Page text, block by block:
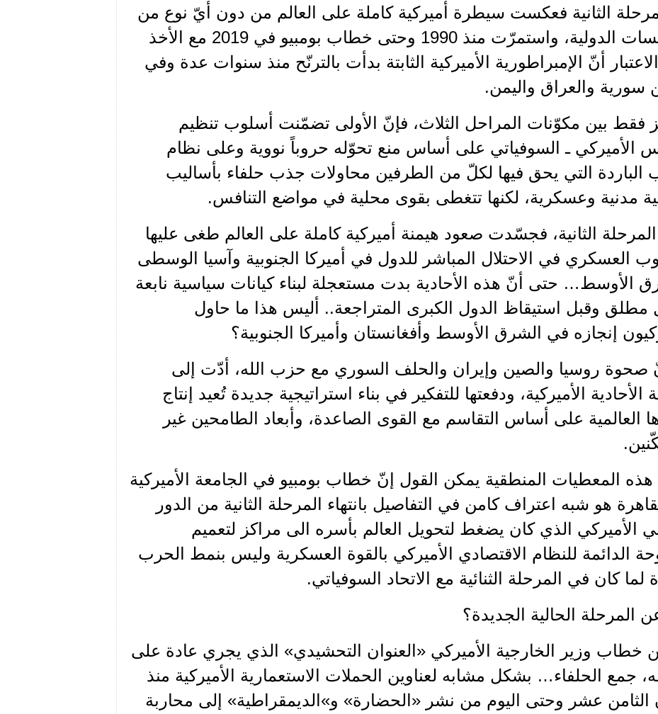
الثانية فعكست سيطرة أميركية كاملة على العالم من دون أيّ نوع من
المنافسات الدولية، واستمرّت منذ 1990 وحتى خطاب بومبيو في 2019 مع الأخذ
أنّ الإمبراطورية الأميركية الثابتة بدأت بالترنّح منذ سنوات عدة وفي
سورية والعراق واليمن.
فقط بين مكوّنات المراحل الثلاث، فإنّ الأولى تضمّنت أسلوب تنظيم
الأميركي ـ السوفياتي على أساس منع تحوّله حروباً نووية وعلى نظام
الباردة التي يحق فيها لكلّ من الطرفين محاولات جذب حلفاء بأساليب
مدنية وعسكرية، لكنها تتغطى بقوى محلية في مواضع التنافس.
الثانية، فجسّدت صعود هيمنة أميركية كاملة على العالم طغى عليها
العسكري في الاحتلال المباشر للدول في أميركا الجنوبية وآسيا الوسطى
الأوسط… حتى أنّ هذه الأحادية بدت مستعجلة لبناء كيانات سياسية نابعة
وقبل استيقاظ الدول الكبرى المتراجعة.. أليس هذا ما حاول
إنجازه في الشرق الأوسط وأفغانستان وأميركا الجنوبية؟
صحوة روسيا والصين وإيران والحلف السوري مع حزب الله، أدّت إلى
الأحادية الأميركية، ودفعتها للتفكير في بناء استراتيجية جديدة تُعيد إنتاج
العالمية على أساس التقاسم مع القوى الصاعدة، وأبعاد الطامحين غير
المعطيات المنطقية يمكن القول إنّ خطاب بومبيو في الجامعة الأميركية
هو شبه اعتراف كامن في التفاصيل بانتهاء المرحلة الثانية من الدور
الأميركي الذي كان يضغط لتحويل العالم بأسره الى مراكز لتعميم
الدائمة للنظام الاقتصادي الأميركي بالقوة العسكرية وليس بنمط الحرب
لما كان في المرحلة الثنائية مع الاتحاد السوفياتي.
المرحلة الحالية الجديدة؟
خطاب وزير الخارجية الأميركي «العنوان التحشيدي» الذي يجري عادة على
جمع الحلفاء… بشكل مشابه لعناوين الحملات الاستعمارية الأميركية منذ
الثامن عشر وحتى اليوم من نشر «الحضارة» و»الديمقراطية» إلى محاربة